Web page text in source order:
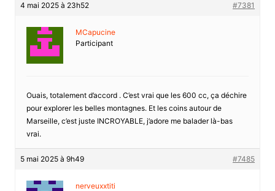
4 mai 2025 à 23h52 #7381
MCapucine
Participant
Ouais, totalement d’accord . C’est vrai que les 600 cc, ça déchire
pour explorer les belles montagnes. Et les coins autour de
Marseille, c’est juste INCROYABLE, j’adore me balader là-bas
vrai.
5 mai 2025 à 9h49 #7485
nerveuxxtiti